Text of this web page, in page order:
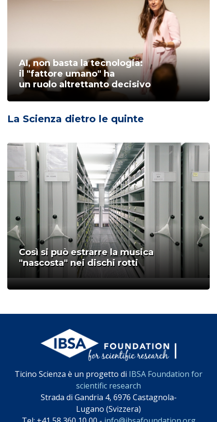
AI, non basta la tecnologia:
il "fattore umano" ha
un ruolo altrettanto decisivo
La Scienza dietro le quinte
Così si può estrarre la musica
"nascosta" nei dischi rotti
Ticino Scienza è un progetto di IBSA Foundation for
scientific research
Strada di Gandria 4, 6976 Castagnola-
Lugano (Svizzera)